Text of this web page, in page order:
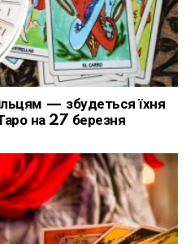
— збудеться їхня
на 27 березня